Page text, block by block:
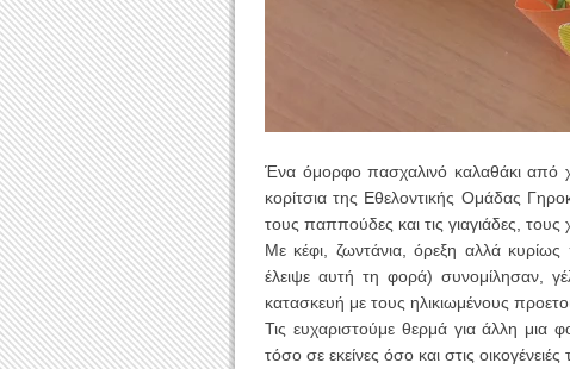
Ένα όμορφο πασχαλινό καλαθάκι από
κορίτσια της Εθελοντικής Ομάδας
τους παππούδες και τις γιαγιάδες,
Με κέφι, ζωντάνια, όρεξη αλλά
έλειψε αυτή τη φορά) συνομίλησαν,
κατασκευή με τους ηλικιωμένους
Τις ευχαριστούμε θερμά για άλλη μια
τόσο σε εκείνες όσο και στις οικογένειές